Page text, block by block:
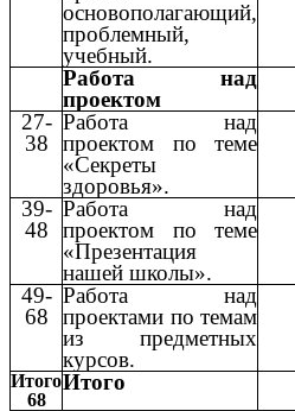
основополагающий,
проблемный,
учебный.
Работа над
проектом
27-
38
Работа над
проектом по теме
«Секреты
здоровья».
39-
48
Работа над
проектом по теме
«Презентация
нашей школы».
49-
68
Работа над
проектами по темам
из предметных
курсов.
Итого
68
Итого